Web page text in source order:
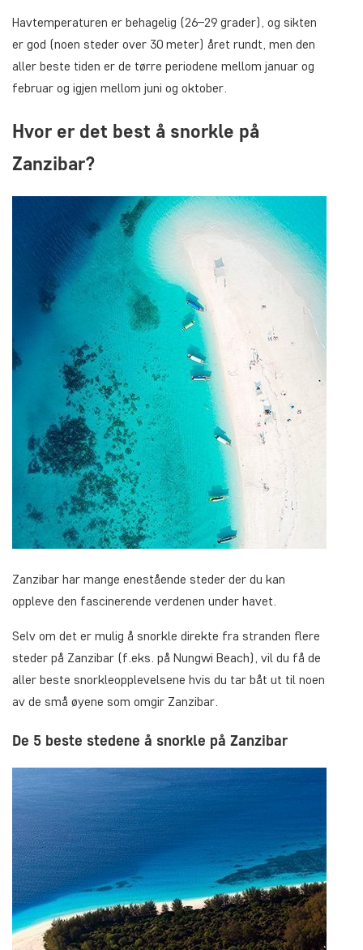
Havtemperaturen er behagelig (26–29 grader), og sikten
er god (noen steder over 30 meter) året rundt, men den
aller beste tiden er de tørre periodene mellom januar og
februar og igjen mellom juni og oktober.
Hvor er det best å snorkle på
Zanzibar?
Zanzibar har mange enestående steder der du kan
oppleve den fascinerende verdenen under havet.
Selv om det er mulig å snorkle direkte fra stranden flere
steder på Zanzibar (f.eks. på Nungwi Beach), vil du få de
aller beste snorkleopplevelsene hvis du tar båt ut til noen
av de små øyene som omgir Zanzibar.
De 5 beste stedene å snorkle på Zanzibar